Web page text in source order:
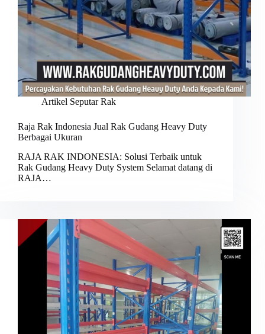
Artikel Seputar Rak
Raja Rak Indonesia Jual Rak Gudang Heavy Duty
Berbagai Ukuran
RAJA RAK INDONESIA: Solusi Terbaik untuk
Rak Gudang Heavy Duty System Selamat datang di
RAJA…